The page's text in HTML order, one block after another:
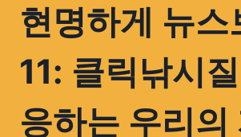
현명하게 뉴스
11: 클릭낚시
응하는 우리의